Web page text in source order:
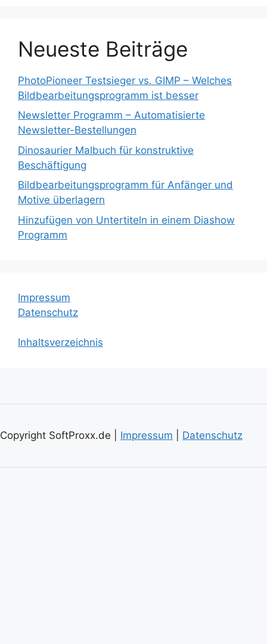
Neueste Beiträge
PhotoPioneer Testsieger vs. GIMP – Welches
Bildbearbeitungsprogramm ist besser
Newsletter Programm – Automatisierte
Newsletter-Bestellungen
Dinosaurier Malbuch für konstruktive
Beschäftigung
Bildbearbeitungsprogramm für Anfänger und
Motive überlagern
Hinzufügen von Untertiteln in einem Diashow
Programm
Impressum
Datenschutz
Inhaltsverzeichnis
Copyright SoftProxx.de | Impressum Datenschutz